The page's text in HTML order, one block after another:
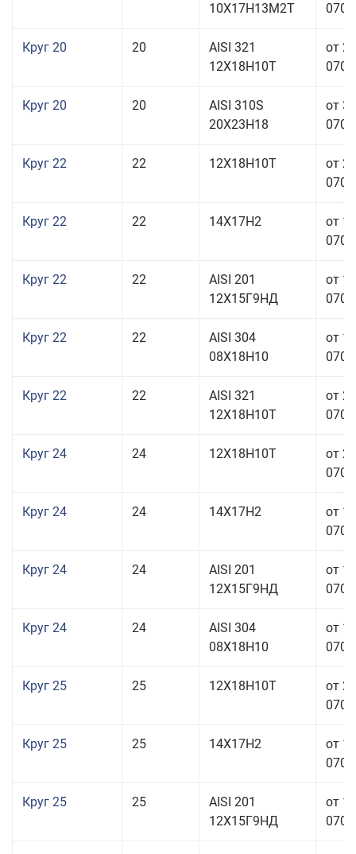
10Х17Н13М2Т
Круг 20 20
AISI 321
12Х18Н10Т
от
Круг 20 20
AISI 310S
20Х23Н18
от
Круг 22 22 12Х18Н10Т
от
Круг 22 22 14Х17Н2
от
Круг 22 22
AISI 201
12Х15Г9НД
от
Круг 22 22
AISI 304
08Х18Н10
от
Круг 22 22
AISI 321
12Х18Н10Т
от
Круг 24 24 12Х18Н10Т
от
Круг 24 24 14Х17Н2
от
Круг 24 24
AISI 201
12Х15Г9НД
от
Круг 24 24
AISI 304
08Х18Н10
от
Круг 25 25 12Х18Н10Т
от
Круг 25 25 14Х17Н2
от
Круг 25 25
AISI 201
12Х15Г9НД
от